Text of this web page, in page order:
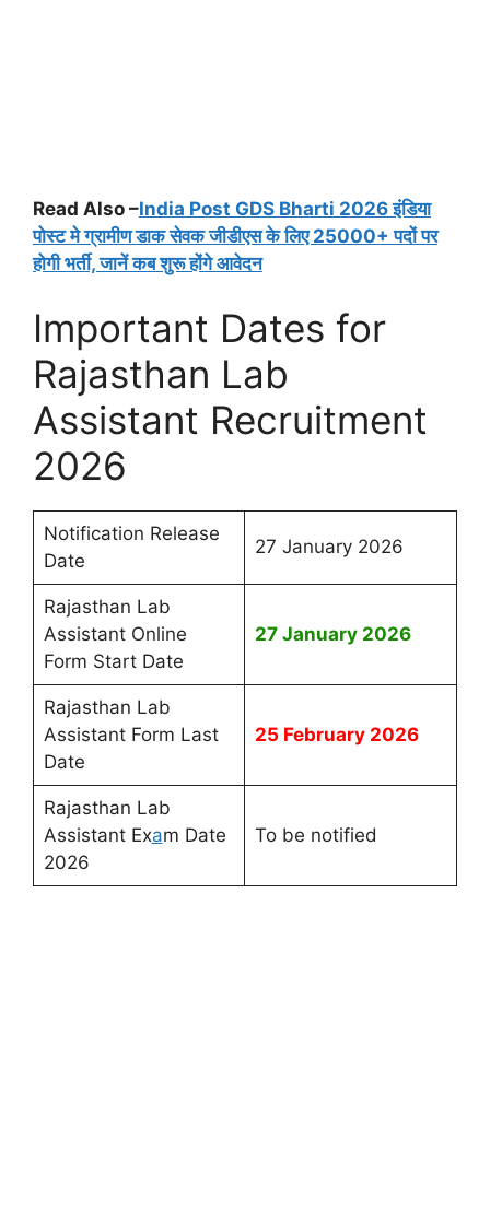
Read Also –India Post GDS Bharti 2026 इंडिया
पोस्ट मे ग्रामीण डाक सेवक जीडीएस के लिए 25000+ पदों पर
होगी भर्ती, जानें कब शुरू होंगे आवेदन
Important Dates for
Rajasthan Lab
Assistant Recruitment
2026
Notification Release
Date
27 January 2026
Rajasthan Lab
Assistant Online
Form Start Date
27 January 2026
Rajasthan Lab
Assistant Form Last
Date
25 February 2026
Rajasthan Lab
Assistant Exam Date
2026
To be notified